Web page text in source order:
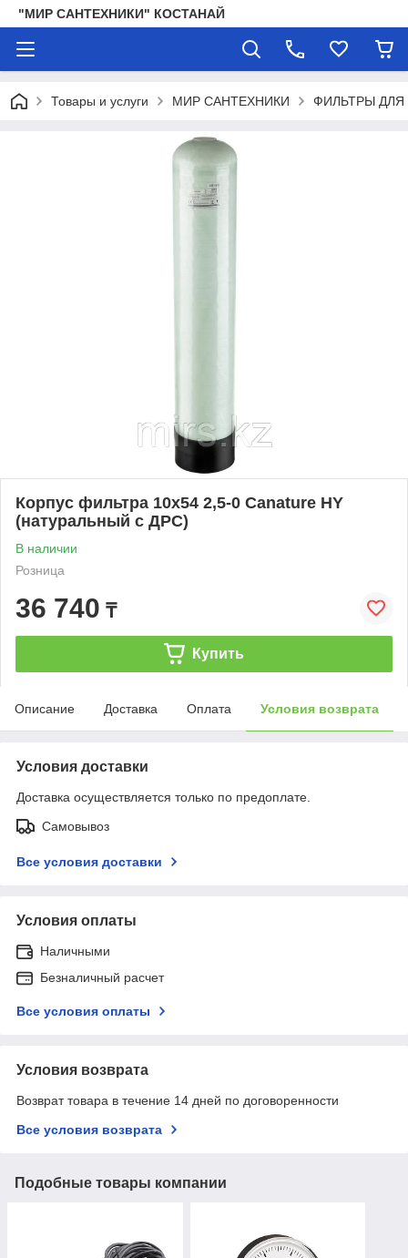
"МИР САНТЕХНИКИ" КОСТАНАЙ
Товары и услуги МИР САНТЕХНИКИ ФИЛЬТРЫ
Корпус фильтра 10х54 2,5-0 Canature HY
(натуральный с ДРС)
В наличии
Розница
36 740 ₸
Купить
Описание Доставка Оплата Условия возврата
Условия доставки
Доставка осуществляется только по предоплате.
Самовывоз
Все условия доставки
Условия оплаты
Наличными
Безналичный расчет
Все условия оплаты
Условия возврата
Возврат товара в течение 14 дней по договоренности
Все условия возврата
Подобные товары компании